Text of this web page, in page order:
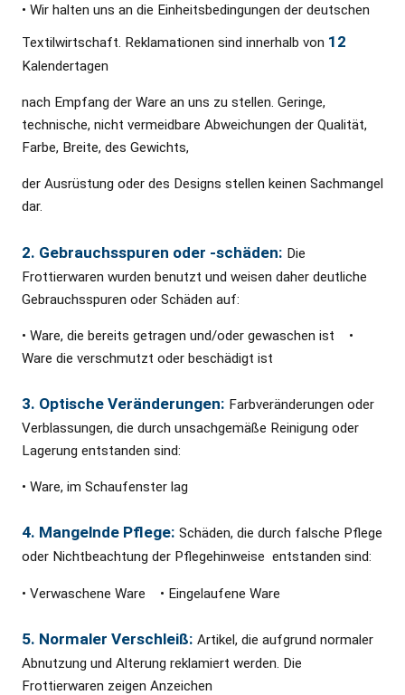
• Wir halten uns an die Einheitsbedingungen der deutschen
Textilwirtschaft. Reklamationen sind innerhalb von 12
Kalendertagen
nach Empfang der Ware an uns zu stellen. Geringe,
technische, nicht vermeidbare Abweichungen der Qualität,
Farbe, Breite, des Gewichts,
der Ausrüstung oder des Designs stellen keinen Sachmangel
dar.
2. Gebrauchsspuren oder -schäden: Die
Frottierwaren wurden benutzt und weisen daher deutliche
Gebrauchsspuren oder Schäden auf:
• Ware, die bereits getragen und/oder gewaschen ist •
Ware die verschmutzt oder beschädigt ist
3. Optische Veränderungen: Farbveränderungen oder
Verblassungen, die durch unsachgemäße Reinigung oder
Lagerung entstanden sind:
• Ware, im Schaufenster lag
4. Mangelnde Pflege: Schäden, die durch falsche Pflege
oder Nichtbeachtung der Pflegehinweise entstanden sind:
• Verwaschene Ware • Eingelaufene Ware
5. Normaler Verschleiß: Artikel, die aufgrund normaler
Abnutzung und Alterung reklamiert werden. Die
Frottierwaren zeigen Anzeichen